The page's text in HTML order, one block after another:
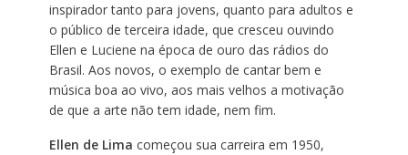
inspirador tanto para jovens, quanto para adultos e
o público de terceira idade, que cresceu ouvindo
Ellen e Luciene na época de ouro das rádios do
Brasil. Aos novos, o exemplo de cantar bem e
música boa ao vivo, aos mais velhos a motivação
de que a arte não tem idade, nem fim.
Ellen de Lima começou sua carreira em 1950,